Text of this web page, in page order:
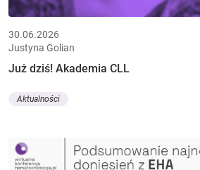
30.06.2026
Justyna Golian
Już dziś! Akademia CLL
Aktualności